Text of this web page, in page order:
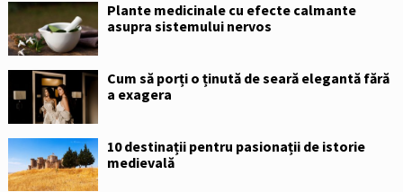
Plante medicinale cu efecte calmante
asupra sistemului nervos
Cum să porți o ținută de seară elegantă fără
a exagera
10 destinații pentru pasionații de istorie
medievală